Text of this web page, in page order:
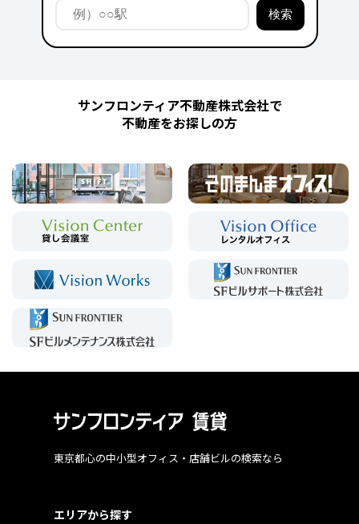
サンフロンティア不動産株式会社で
不動産をお探しの方
東京都心の中小型オフィス・店舗ビルの検索なら
エリアから探す